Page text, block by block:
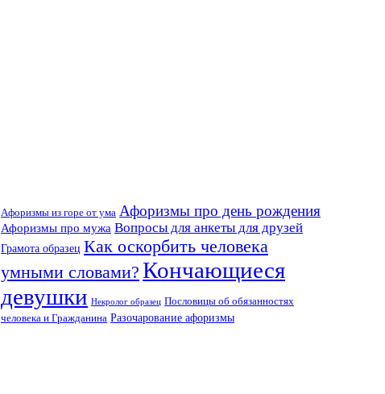
Афоризмы из горе от ума Афоризмы про день рождения
Афоризмы про мужа Вопросы для анкеты для друзей
Грамота образец Как оскорбить человека
умными словами? Кончающиеся
девушки Некролог образец Пословицы об обязанностях
человека и Гражданина Разочарование афоризмы